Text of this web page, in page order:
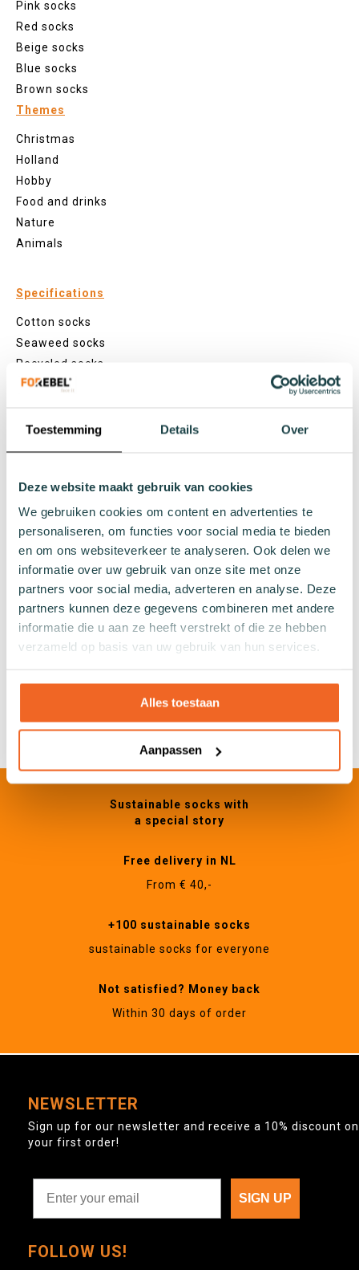
Toestemming Details Over
Deze website maakt gebruik van cookies
We gebruiken cookies om content en advertenties te
personaliseren, om functies voor social media te bieden
en om ons websiteverkeer te analyseren. Ook delen we
informatie over uw gebruik van onze site met onze
partners voor social media, adverteren en analyse. Deze
partners kunnen deze gegevens combineren met andere
informatie die u aan ze heeft verstrekt of die ze hebben
verzameld op basis van uw gebruik van hun services.
Alles toestaan
Aanpassen
Pink socks
Red socks
Beige socks
Blue socks
Brown socks
Themes
Christmas
Holland
Hobby
Food and drinks
Nature
Animals
Specifications
Cotton socks
Seaweed socks
Recycled socks
Fishing net socks
Patterns
Plain socks
Stripe socks
Dotted socks
Fishing net pattern socks
Heart socks
Swimwear
Sustainable socks with
a special story
Free delivery in NL
From € 40,-
+100 sustainable socks
sustainable socks for everyone
Not satisfied? Money back
Within 30 days of order
NEWSLETTER
Sign up for our newsletter and receive a 10% discount on
your first order!
SIGN UP
FOLLOW US!